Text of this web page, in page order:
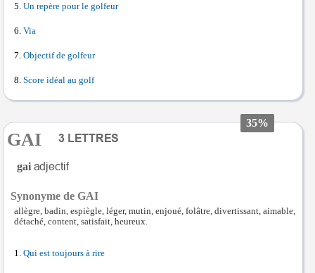
Un repère pour le golfeur
Via
Objectif de golfeur
Score idéal au golf
35%
GAI
gai
Synonyme de GAI
allègre, badin, espiègle, léger, mutin, enjoué, folâtre, divertissant, aimable,
détaché, content, satisfait, heureux.
Qui est toujours à rire